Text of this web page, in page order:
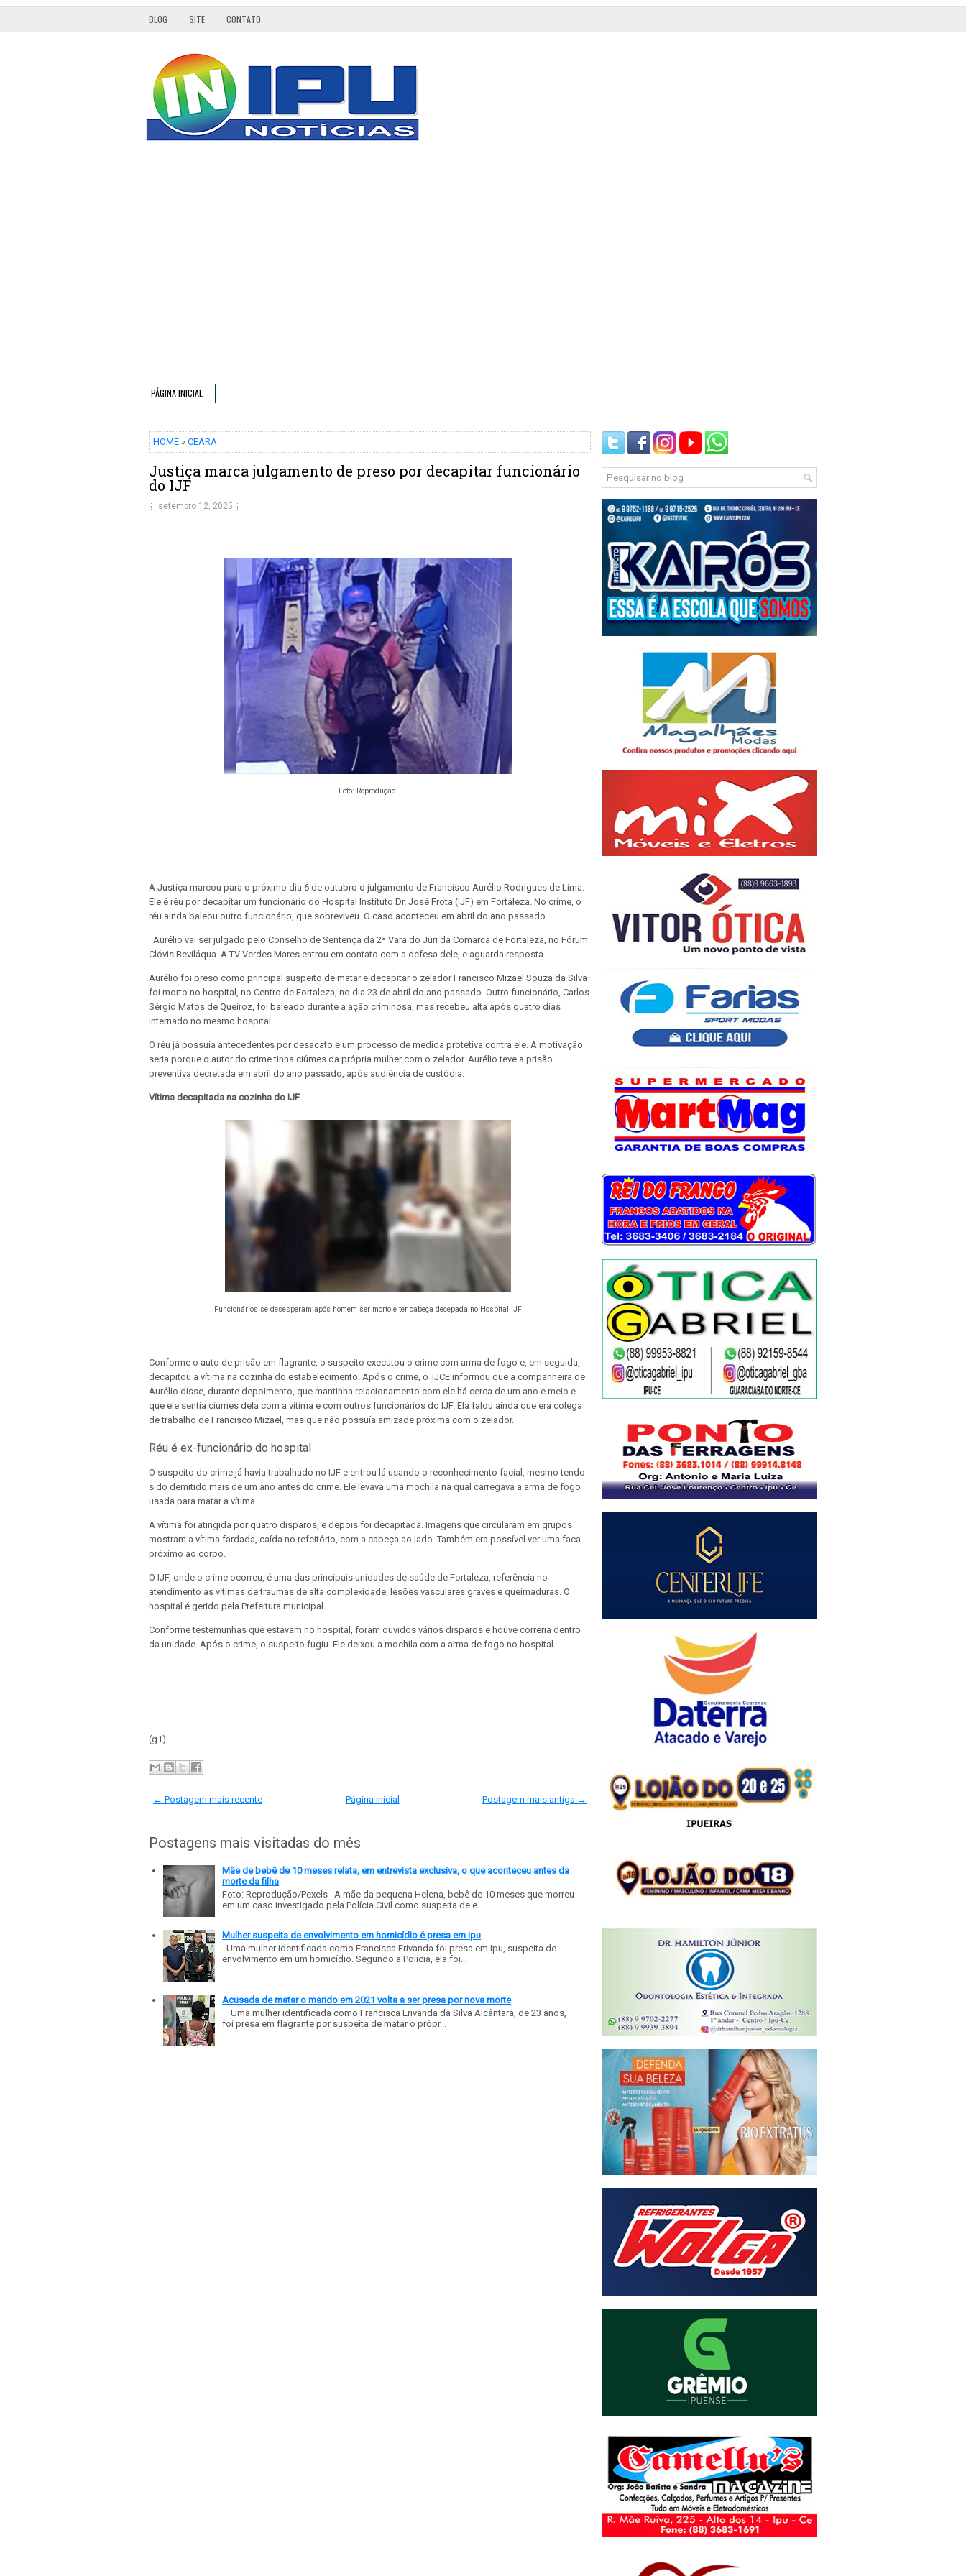
BLOG SITE CONTATO
PÁGINA INICIAL
HOME » CEARA
Justiça marca julgamento de preso por decapitar funcionário
do IJF
setembro 12, 2025
Foto: Reprodução
A Justiça marcou para o próximo dia 6 de outubro o julgamento de Francisco Aurélio Rodrigues de Lima.
Ele é réu por decapitar um funcionário do Hospital Instituto Dr. José Frota (IJF) em Fortaleza. No crime, o
réu ainda baleou outro funcionário, que sobreviveu. O caso aconteceu em abril do ano passado.
Aurélio vai ser julgado pelo Conselho de Sentença da 2ª Vara do Júri da Comarca de Fortaleza, no Fórum
Clóvis Beviláqua. A TV Verdes Mares entrou em contato com a defesa dele, e aguarda resposta.
Aurélio foi preso como principal suspeito de matar e decapitar o zelador Francisco Mizael Souza da Silva
foi morto no hospital, no Centro de Fortaleza, no dia 23 de abril do ano passado. Outro funcionário, Carlos
Sérgio Matos de Queiroz, foi baleado durante a ação criminosa, mas recebeu alta após quatro dias
internado no mesmo hospital.
O réu já possuía antecedentes por desacato e um processo de medida protetiva contra ele. A motivação
seria porque o autor do crime tinha ciúmes da própria mulher com o zelador. Aurélio teve a prisão
preventiva decretada em abril do ano passado, após audiência de custódia.
Vítima decapitada na cozinha do IJF
Funcionários se desesperam após homem ser morto e ter cabeça decepada no Hospital IJF
Conforme o auto de prisão em flagrante, o suspeito executou o crime com arma de fogo e, em seguida,
decapitou a vítima na cozinha do estabelecimento. Após o crime, o TJCE informou que a companheira de
Aurélio disse, durante depoimento, que mantinha relacionamento com ele há cerca de um ano e meio e
que ele sentia ciúmes dela com a vítima e com outros funcionários do IJF. Ela falou ainda que era colega
de trabalho de Francisco Mizael, mas que não possuía amizade próxima com o zelador.
Réu é ex-funcionário do hospital
O suspeito do crime já havia trabalhado no IJF e entrou lá usando o reconhecimento facial, mesmo tendo
sido demitido mais de um ano antes do crime. Ele levava uma mochila na qual carregava a arma de fogo
usada para matar a vítima.
A vítima foi atingida por quatro disparos, e depois foi decapitada. Imagens que circularam em grupos
mostram a vítima fardada, caída no refeitório, com a cabeça ao lado. Também era possível ver uma faca
próximo ao corpo.
O IJF, onde o crime ocorreu, é uma das principais unidades de saúde de Fortaleza, referência no
atendimento às vítimas de traumas de alta complexidade, lesões vasculares graves e queimaduras. O
hospital é gerido pela Prefeitura municipal.
Conforme testemunhas que estavam no hospital, foram ouvidos vários disparos e houve correria dentro
da unidade. Após o crime, o suspeito fugiu. Ele deixou a mochila com a arma de fogo no hospital.
(g1)
← Postagem mais recente Postagem mais antiga →
Página inicial
Postagens mais visitadas do mês
Mãe de bebê de 10 meses relata, em entrevista exclusiva, o que aconteceu antes da
morte da filha
Foto: Reprodução/Pexels A mãe da pequena Helena, bebê de 10 meses que morreu
em um caso investigado pela Polícia Civil como suspeita de e...
Mulher suspeita de envolvimento em homicídio é presa em Ipu
Uma mulher identificada como Francisca Erivanda foi presa em Ipu, suspeita de
envolvimento em um homicídio. Segundo a Polícia, ela foi...
Acusada de matar o marido em 2021 volta a ser presa por nova morte
Uma mulher identificada como Francisca Erivanda da Silva Alcântara, de 23 anos,
foi presa em flagrante por suspeita de matar o própr...